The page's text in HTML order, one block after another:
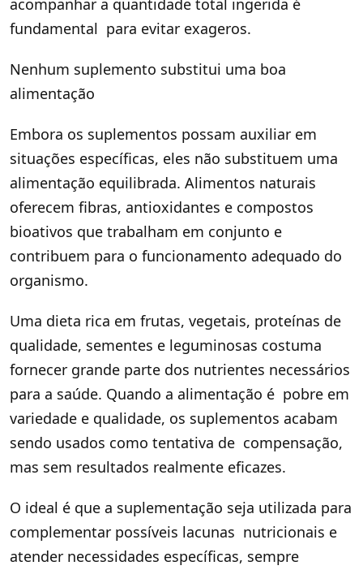
acompanhar a quantidade total ingerida é
fundamental para evitar exageros.
Nenhum suplemento substitui uma boa
alimentação
Embora os suplementos possam auxiliar em
situações específicas, eles não substituem uma
alimentação equilibrada. Alimentos naturais
oferecem fibras, antioxidantes e compostos
bioativos que trabalham em conjunto e
contribuem para o funcionamento adequado do
organismo.
Uma dieta rica em frutas, vegetais, proteínas de
qualidade, sementes e leguminosas costuma
fornecer grande parte dos nutrientes necessários
para a saúde. Quando a alimentação é pobre em
variedade e qualidade, os suplementos acabam
sendo usados como tentativa de compensação,
mas sem resultados realmente eficazes.
O ideal é que a suplementação seja utilizada para
complementar possíveis lacunas nutricionais e
atender necessidades específicas, sempre